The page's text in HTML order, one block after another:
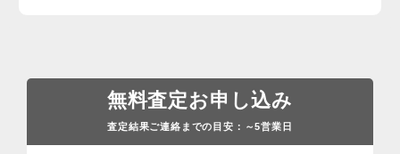
無料査定お申し込み
査定結果ご連絡までの目安： ～5営業日